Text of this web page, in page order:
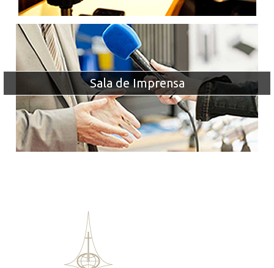
Sala de Imprensa